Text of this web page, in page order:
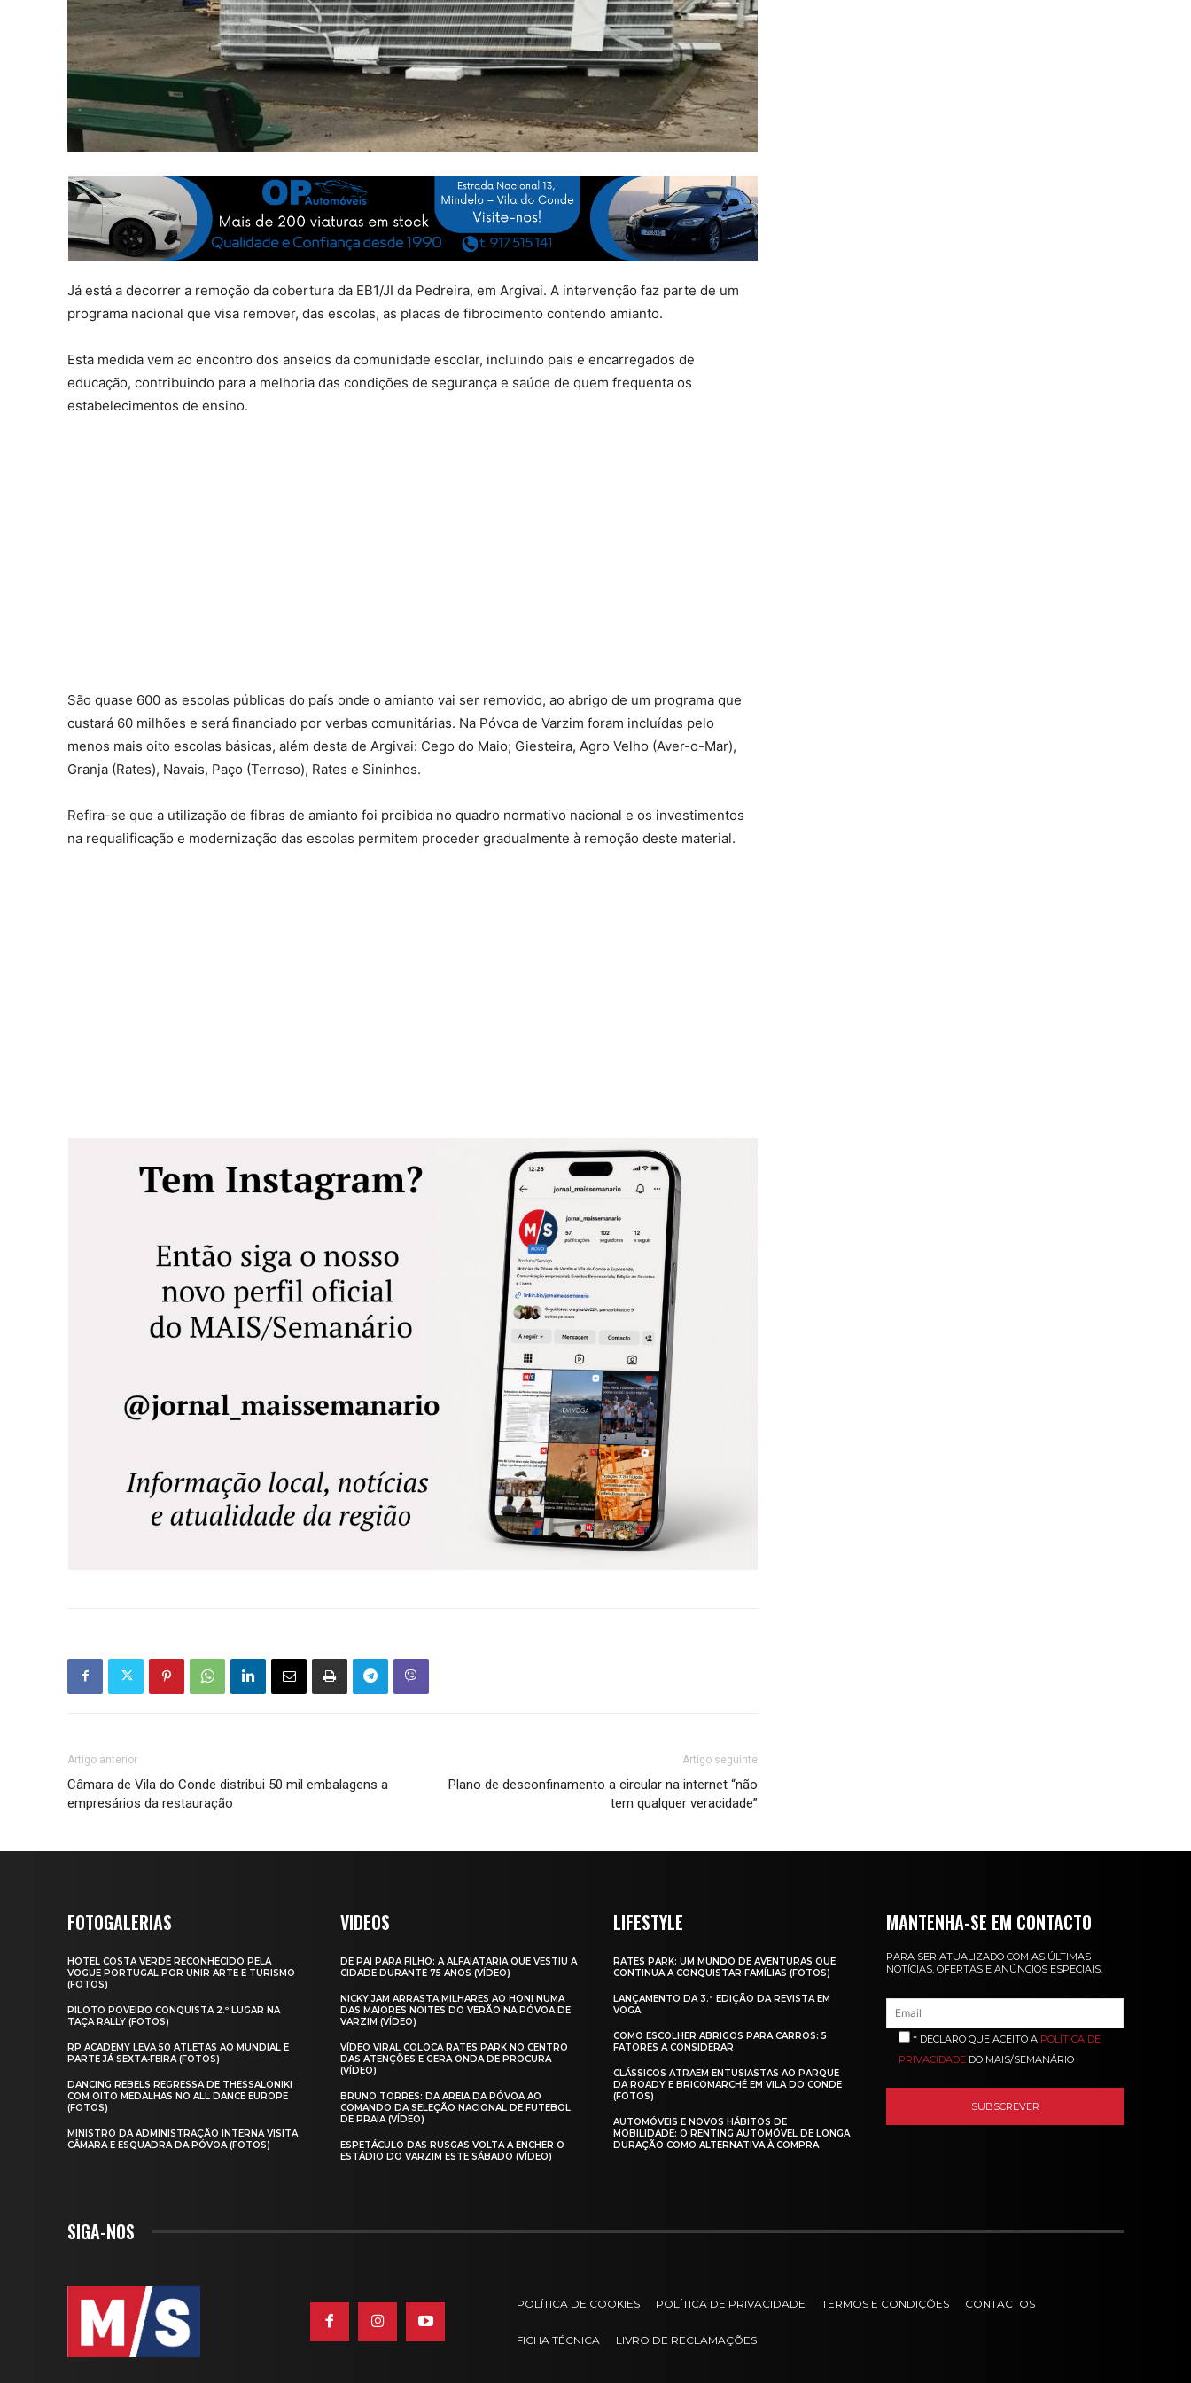
Já está a decorrer a remoção da cobertura da EB1/JI da Pedreira, em Argivai. A intervenção faz parte de um
programa nacional que visa remover, das escolas, as placas de fibrocimento contendo amianto.
Esta medida vem ao encontro dos anseios da comunidade escolar, incluindo pais e encarregados de
educação, contribuindo para a melhoria das condições de segurança e saúde de quem frequenta os
estabelecimentos de ensino.
São quase 600 as escolas públicas do país onde o amianto vai ser removido, ao abrigo de um programa que
custará 60 milhões e será financiado por verbas comunitárias. Na Póvoa de Varzim foram incluídas pelo
menos mais oito escolas básicas, além desta de Argivai: Cego do Maio; Giesteira, Agro Velho (Aver-o-Mar),
Granja (Rates), Navais, Paço (Terroso), Rates e Sininhos.
Refira-se que a utilização de fibras de amianto foi proibida no quadro normativo nacional e os investimentos
na requalificação e modernização das escolas permitem proceder gradualmente à remoção deste material.
Artigo anterior
Câmara de Vila do Conde distribui 50 mil embalagens a
empresários da restauração
Artigo seguinte
Plano de desconfinamento a circular na internet “não
tem qualquer veracidade”
FOTOGALERIAS
HOTEL COSTA VERDE RECONHECIDO PELA
VOGUE PORTUGAL POR UNIR ARTE E TURISMO
(FOTOS)
PILOTO POVEIRO CONQUISTA 2.º LUGAR NA
TAÇA RALLY (FOTOS)
RP ACADEMY LEVA 50 ATLETAS AO MUNDIAL E
PARTE JÁ SEXTA‑FEIRA (FOTOS)
DANCING REBELS REGRESSA DE THESSALONIKI
COM OITO MEDALHAS NO ALL DANCE EUROPE
(FOTOS)
MINISTRO DA ADMINISTRAÇÃO INTERNA VISITA
CÂMARA E ESQUADRA DA PÓVOA (FOTOS)
VIDEOS
DE PAI PARA FILHO: A ALFAIATARIA QUE VESTIU A
CIDADE DURANTE 75 ANOS (VÍDEO)
NICKY JAM ARRASTA MILHARES AO HONI NUMA
DAS MAIORES NOITES DO VERÃO NA PÓVOA DE
VARZIM (VÍDEO)
VÍDEO VIRAL COLOCA RATES PARK NO CENTRO
DAS ATENÇÕES E GERA ONDA DE PROCURA
(VÍDEO)
BRUNO TORRES: DA AREIA DA PÓVOA AO
COMANDO DA SELEÇÃO NACIONAL DE FUTEBOL
DE PRAIA (VÍDEO)
ESPETÁCULO DAS RUSGAS VOLTA A ENCHER O
ESTÁDIO DO VARZIM ESTE SÁBADO (VÍDEO)
LIFESTYLE
RATES PARK: UM MUNDO DE AVENTURAS QUE
CONTINUA A CONQUISTAR FAMÍLIAS (FOTOS)
LANÇAMENTO DA 3.ª EDIÇÃO DA REVISTA EM
VOGA
COMO ESCOLHER ABRIGOS PARA CARROS: 5
FATORES A CONSIDERAR
CLÁSSICOS ATRAEM ENTUSIASTAS AO PARQUE
DA ROADY E BRICOMARCHÉ EM VILA DO CONDE
(FOTOS)
AUTOMÓVEIS E NOVOS HÁBITOS DE
MOBILIDADE: O RENTING AUTOMÓVEL DE LONGA
DURAÇÃO COMO ALTERNATIVA À COMPRA
MANTENHA-SE EM CONTACTO
PARA SER ATUALIZADO COM AS ÚLTIMAS
NOTÍCIAS, OFERTAS E ANÚNCIOS ESPECIAIS.
* DECLARO QUE ACEITO A POLÍTICA DE
PRIVACIDADE DO MAIS/SEMANÁRIO
SIGA-NOS
POLÍTICA DE COOKIES POLÍTICA DE PRIVACIDADE TERMOS E CONDIÇÕES CONTACTOS
FICHA TÉCNICA LIVRO DE RECLAMAÇÕES